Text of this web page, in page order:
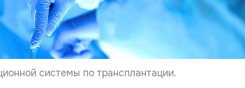
системы по трансплантации.